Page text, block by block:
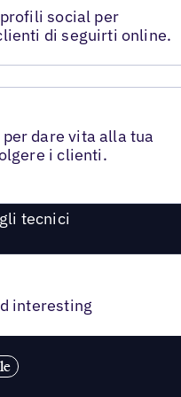
social per
di seguirti online.
dare vita alla tua
i clienti.
tecnici
interesting